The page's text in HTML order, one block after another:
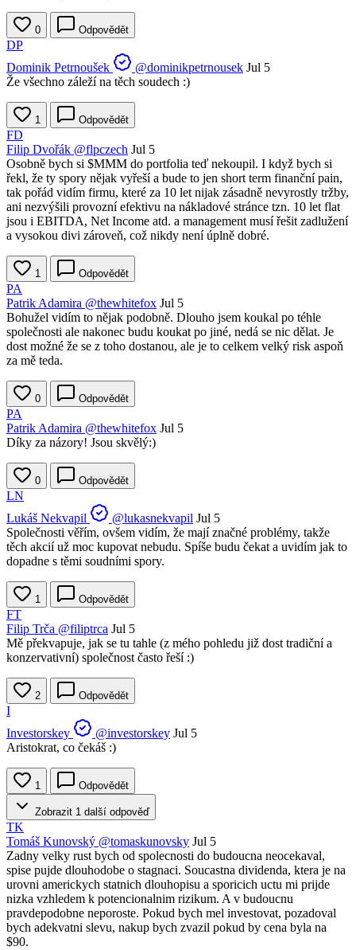
0 Odpovědět
DP
Dominik Petrnoušek
@dominikpetrnousek Jul 5
Že všechno záleží na těch soudech :)
1 Odpovědět
FD
Filip Dvořák @flpczech Jul 5
Osobně bych si $MMM do portfolia teď nekoupil. I když bych si
řekl, že ty spory nějak vyřeší a bude to jen short term finanční pain,
tak pořád vidím firmu, které za 10 let nijak zásadně nevyrostly tržby,
ani nezvýšili provozní efektivu na nákladové stránce tzn. 10 let flat
jsou i EBITDA, Net Income atd. a management musí řešit zadlužení
a vysokou divi zároveň, což nikdy není úplně dobré.
1 Odpovědět
PA
Patrik Adamira @thewhitefox Jul 5
Bohužel vidím to nějak podobně. Dlouho jsem koukal po téhle
společnosti ale nakonec budu koukat po jiné, nedá se nic dělat. Je
dost možné že se z toho dostanou, ale je to celkem velký risk aspoň
za mě teda.
0 Odpovědět
PA
Patrik Adamira @thewhitefox Jul 5
Díky za názory! Jsou skvělý:)
0 Odpovědět
LN
Lukáš Nekvapil
@lukasnekvapil Jul 5
Společnosti věřím, ovšem vidím, že mají značné problémy, takže
těch akcií už moc kupovat nebudu. Spíše budu čekat a uvidím jak to
dopadne s těmi soudními spory.
1 Odpovědět
FT
Filip Trča @filiptrca Jul 5
Mě překvapuje, jak se tu tahle (z mého pohledu již dost tradiční a
konzervativní) společnost často řeší :)
2 Odpovědět
I
Investorskey
@investorskey Jul 5
Aristokrat, co čekáš :)
1 Odpovědět
Zobrazit 1 další odpověď
TK
Tomáš Kunovský @tomaskunovsky Jul 5
Zadny velky rust bych od spolecnosti do budoucna neocekaval,
spise pujde dlouhodobe o stagnaci. Soucastna dividenda, ktera je na
urovni americkych statnich dlouhopisu a sporicich uctu mi prijde
nizka vzhledem k potencionalnim rizikum. A v budoucnu
pravdepodobne neporoste. Pokud bych mel investovat, pozadoval
bych adekvatni slevu, nakup bych zvazil pokud by cena byla na
$90.